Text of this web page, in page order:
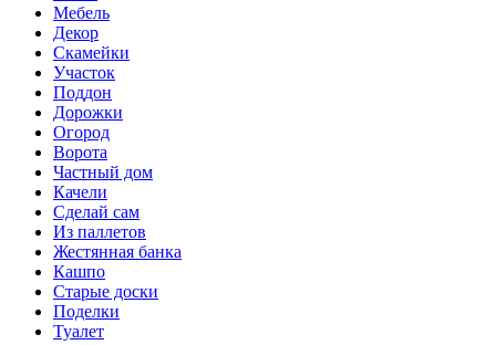
Мебель
Декор
Скамейки
Участок
Поддон
Дорожки
Огород
Ворота
Частный дом
Качели
Сделай сам
Из паллетов
Жестянная банка
Кашпо
Старые доски
Поделки
Туалет